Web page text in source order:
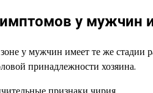
у мужчин и
у мужчин имеет те же стадии
принадлежности хозяина.